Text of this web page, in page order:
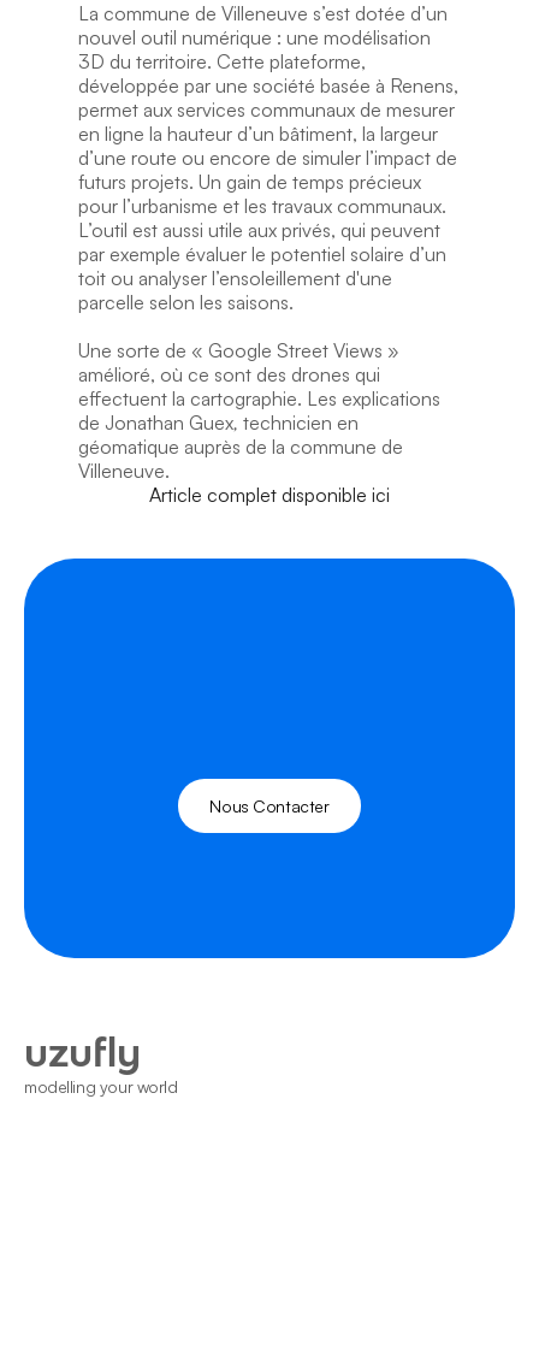
La commune de Villeneuve s’est dotée d’un
nouvel outil numérique : une modélisation
3D du territoire. Cette plateforme,
développée par une société basée à Renens,
permet aux services communaux de mesurer
en ligne la hauteur d’un bâtiment, la largeur
d’une route ou encore de simuler l’impact de
futurs projets. Un gain de temps précieux
pour l’urbanisme et les travaux communaux.
L’outil est aussi utile aux privés, qui peuvent
par exemple évaluer le potentiel solaire d’un
toit ou analyser l’ensoleillement d'une
parcelle selon les saisons.
Une sorte de « Google Street Views »
amélioré, où ce sont des drones qui
effectuent la cartographie. Les explications
de Jonathan Guex, technicien en
géomatique auprès de la commune de
Villeneuve.
Article complet disponible ici
Nous Contacter
uzufly
modelling your world